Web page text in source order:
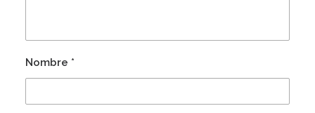
Nombre *